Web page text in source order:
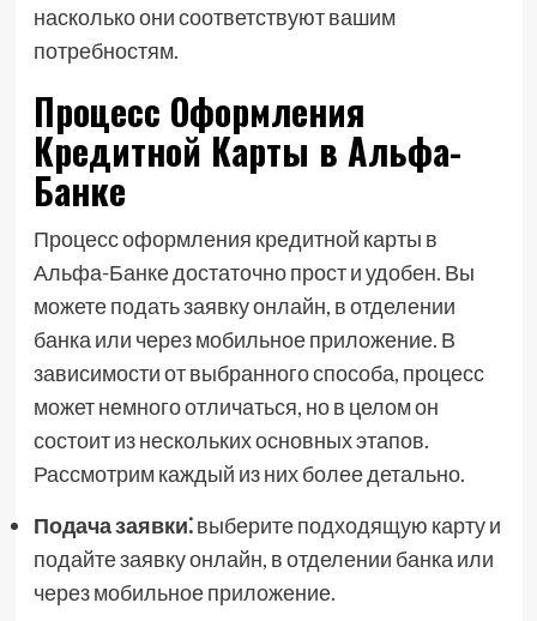
насколько они соответствуют вашим
потребностям.
Процесс Оформления
Кредитной Карты в Альфа-
Банке
Процесс оформления кредитной карты в
Альфа-Банке достаточно прост и удобен. Вы
можете подать заявку онлайн, в отделении
банка или через мобильное приложение. В
зависимости от выбранного способа, процесс
может немного отличаться, но в целом он
состоит из нескольких основных этапов.
Рассмотрим каждый из них более детально.
Подача заявки⁚выберите подходящую карту и
подайте заявку онлайн, в отделении банка или
через мобильное приложение.